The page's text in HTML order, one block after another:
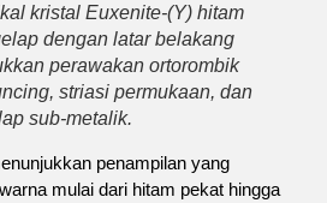
kristal Euxenite-(Y) hitam
dengan latar belakang
perawakan ortorombik
striasi permukaan, dan
sub-metalik.
penampilan yang
mulai dari hitam pekat hingga